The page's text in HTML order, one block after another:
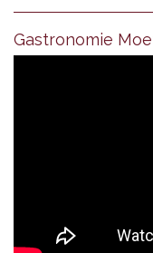
Gastronomie